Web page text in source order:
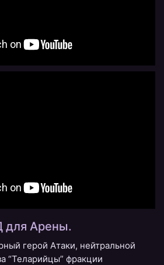
для Арены.
герой Атаки, нейтральной
“Теларийцы” фракции